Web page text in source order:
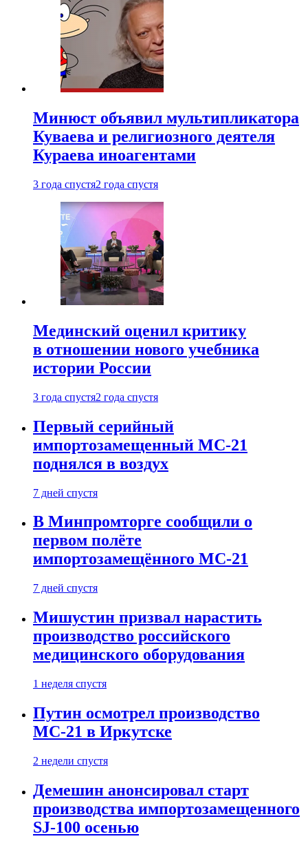
Минюст объявил мультипликатора
Куваева и религиозного деятеля
Кураева иноагентами
3 года спустя2 года спустя
Мединский оценил критику
в отношении нового учебника
истории России
3 года спустя2 года спустя
Первый серийный
импортозамещенный МС-21
поднялся в воздух
7 дней спустя
В Минпромторге сообщили о
первом полёте
импортозамещённого МС-21
7 дней спустя
Мишустин призвал нарастить
производство российского
медицинского оборудования
1 неделя спустя
Путин осмотрел производство
МС-21 в Иркутске
2 недели спустя
Демешин анонсировал старт
производства импортозамещенного
SJ-100 осенью